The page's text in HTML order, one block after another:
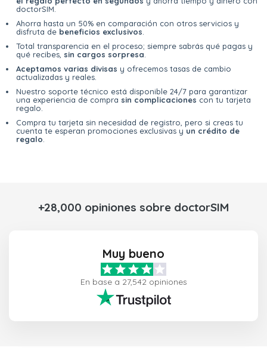
doctorSIM.
Ahorra hasta un 50% en comparación con otros servicios y
disfruta de beneficios exclusivos
Total transparencia en el proceso; siempre sabrás qué pagas y
qué recibes, sin cargos sorpresa
Aceptamos varias divisas y ofrecemos tasas de cambio
actualizadas y reales.
Nuestro soporte técnico está disponible 24/7 para garantizar
una experiencia de compra sin complicaciones con tu tarjeta
regalo.
Compra tu tarjeta sin necesidad de registro, pero si creas tu
cuenta te esperan promociones exclusivas y un crédito de
regalo
+28,000 opiniones sobre doctorSIM
Muy bueno
En base a 27,542 opiniones